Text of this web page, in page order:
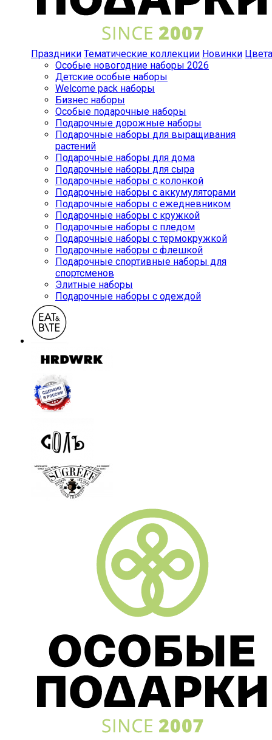
Праздники Тематические коллекции Новинки Цвета
Особые новогодние наборы 2026
Детские особые наборы
Welcome pack наборы
Бизнес наборы
Особые подарочные наборы
Подарочные дорожные наборы
Подарочные наборы для выращивания
растений
Подарочные наборы для дома
Подарочные наборы для сыра
Подарочные наборы с колонкой
Подарочные наборы с аккумуляторами
Подарочные наборы с ежедневником
Подарочные наборы с кружкой
Подарочные наборы с пледом
Подарочные наборы с термокружкой
Подарочные наборы с флешкой
Подарочные спортивные наборы для
спортсменов
Элитные наборы
Подарочные наборы с одеждой